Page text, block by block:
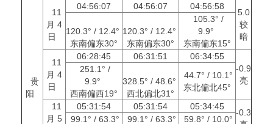
贵
阳
11
月 4
日
04:56:07 04:56:07 04:56:58
5.0
较
暗
120.3° / 12.4°
东南偏东30°
120.3° / 12.4°
东南偏东30°
105.3° /
9.9°
东南偏东15°
11
月 4
日
06:28:45 06:31:51
06:34:55
-0.9
亮
251.1° /
9.9°
西南偏西19°
328.5° / 48.6°
西北偏北31°
44.7° / 10.1°
东北偏北45°
11
月 5
05:31:54 05:31:54 05:34:45
-0.3
99.1° / 63.3°
99.1° / 63.3°
59.8° / 10.0°